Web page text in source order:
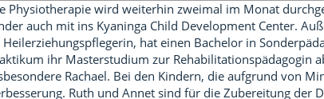
Physiotherapie wird weiterhin zweimal im Monat
auch mit ins Kyaninga Child Development Center.
Heilerziehungspflegerin, hat einen Bachelor in
ihr Masterstudium zur Rehabilitationspädagogin
Rachael. Bei den Kindern, die aufgrund von
Ruth und Annet sind für die Zubereitung der